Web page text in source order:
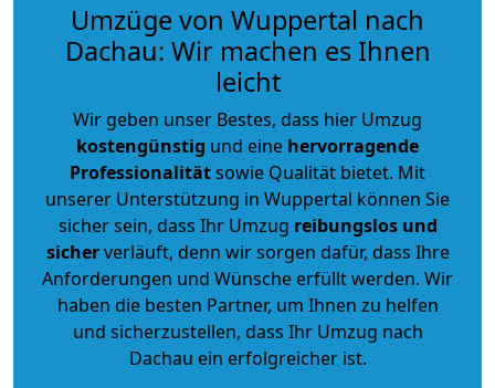
Umzüge von Wuppertal nach
Dachau: Wir machen es Ihnen
leicht
Wir geben unser Bestes, dass hier Umzug
kostengünstig und eine hervorragende
Professionalitätsowie Qualität bietet. Mit
unserer Unterstützung in Wuppertal können Sie
sicher sein, dass Ihr Umzug reibungslos und
sicherverläuft, denn wir sorgen dafür, dass Ihre
Anforderungen und Wünsche erfüllt werden. Wir
haben die besten Partner, um Ihnen zu helfen
und sicherzustellen, dass Ihr Umzug nach
Dachau ein erfolgreicher ist.